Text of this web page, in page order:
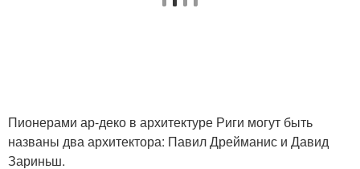
Пионерами ар-деко в архитектуре Риги могут быть
названы два архитектора: Павил Дрейманис и Давид
Зариньш.